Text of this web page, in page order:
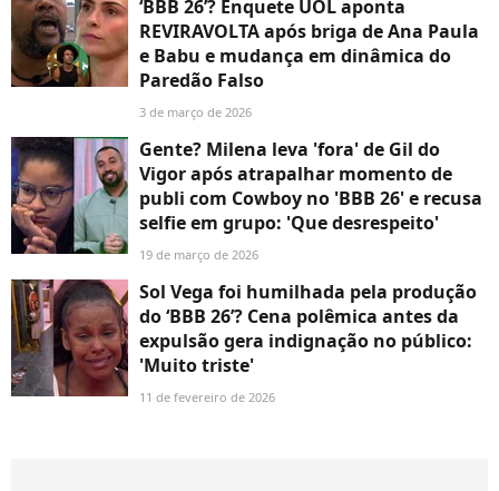
‘BBB 26’? Enquete UOL aponta
REVIRAVOLTA após briga de Ana Paula
e Babu e mudança em dinâmica do
Paredão Falso
3 de março de 2026
Gente? Milena leva 'fora' de Gil do
Vigor após atrapalhar momento de
publi com Cowboy no 'BBB 26' e recusa
selfie em grupo: 'Que desrespeito'
19 de março de 2026
Sol Vega foi humilhada pela produção
do ‘BBB 26’? Cena polêmica antes da
expulsão gera indignação no público:
'Muito triste'
11 de fevereiro de 2026